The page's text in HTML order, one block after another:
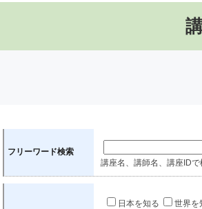
フリーワード検索
講座名、講師名、講座IDで
日本を知る
世界を